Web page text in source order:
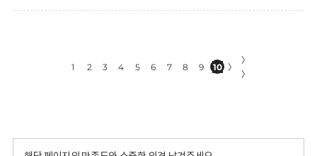
1 2 3 4 5 6 7 8 9 10 〉
〉
〉